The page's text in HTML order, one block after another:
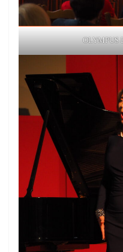
OLYMPUS